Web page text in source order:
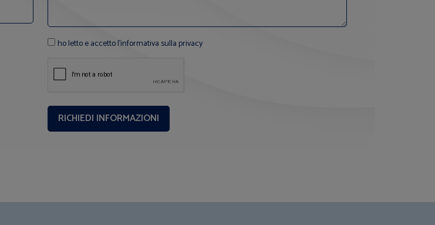
ho letto e accetto l'informativa sulla privacy